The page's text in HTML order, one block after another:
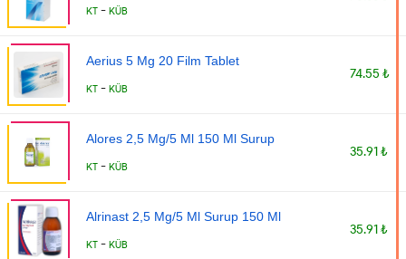
KT - KÜB
Aerius 5 Mg 20 Film Tablet
KT - KÜB
74.55 ₺
Alores 2,5 Mg/5 Ml 150 Ml Surup
KT - KÜB
35.91 ₺
Alrinast 2,5 Mg/5 Ml Surup 150 Ml
KT - KÜB
35.91 ₺